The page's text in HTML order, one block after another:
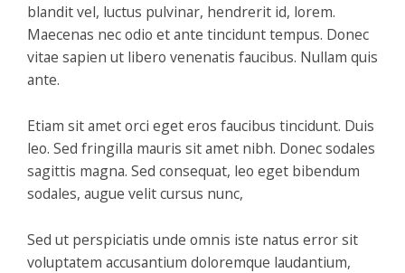
blandit vel, luctus pulvinar, hendrerit id, lorem.
Maecenas nec odio et ante tincidunt tempus. Donec
vitae sapien ut libero venenatis faucibus. Nullam quis
ante.
Etiam sit amet orci eget eros faucibus tincidunt. Duis
leo. Sed fringilla mauris sit amet nibh. Donec sodales
sagittis magna. Sed consequat, leo eget bibendum
sodales, augue velit cursus nunc,
Sed ut perspiciatis unde omnis iste natus error sit
voluptatem accusantium doloremque laudantium,